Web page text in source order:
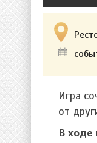
Игра
от
В ходе